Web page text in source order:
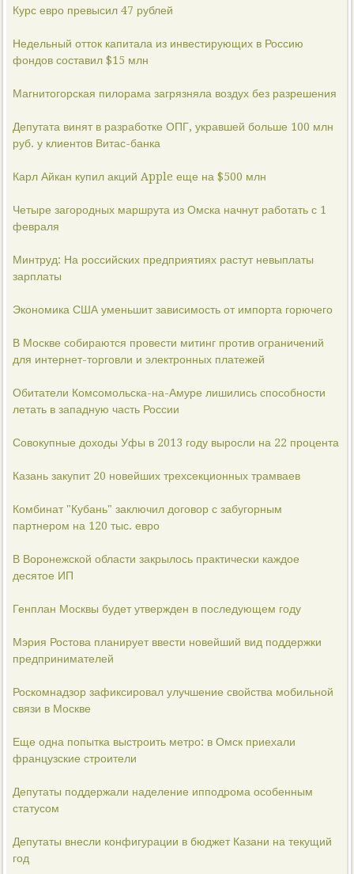
Курс евро превысил 47 рублей
Недельный отток капитала из инвестирующих в Россию
фондов составил $15 млн
Магнитогорская пилорама загрязняла воздух без разрешения
Депутата винят в разработке ОПГ, укравшей больше 100 млн
руб. у клиентов Витас-банка
Карл Айкан купил акций Apple еще на $500 млн
Четыре загородных маршрута из Омска начнут работать с 1
февраля
Минтруд: На российских предприятиях растут невыплаты
зарплаты
Экономика США уменьшит зависимость от импорта горючего
В Москве собираются провести митинг против ограничений
для интернет-торговли и электронных платежей
Обитатели Комсомольска-на-Амуре лишились способности
летать в западную часть России
Совокупные доходы Уфы в 2013 году выросли на 22 процента
Казань закупит 20 новейших трехсекционных трамваев
Комбинат "Кубань" заключил договор с забугорным
партнером на 120 тыс. евро
В Воронежской области закрылось практически каждое
десятое ИП
Генплан Москвы будет утвержден в последующем году
Мэрия Ростова планирует ввести новейший вид поддержки
предпринимателей
Роскомнадзор зафиксировал улучшение свойства мобильной
связи в Москве
Еще одна попытка выстроить метро: в Омск приехали
французские строители
Депутаты поддержали наделение ипподрома особенным
статусом
Депутаты внесли конфигурации в бюджет Казани на текущий
год